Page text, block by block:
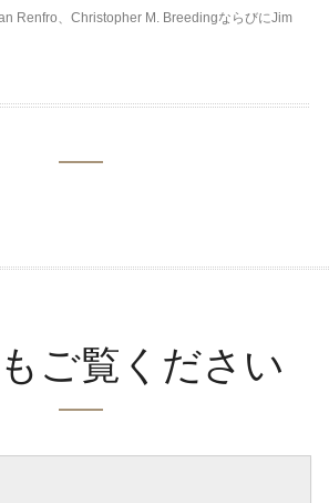
Renfro、Christopher M. BreedingならびにJim
ご覧ください